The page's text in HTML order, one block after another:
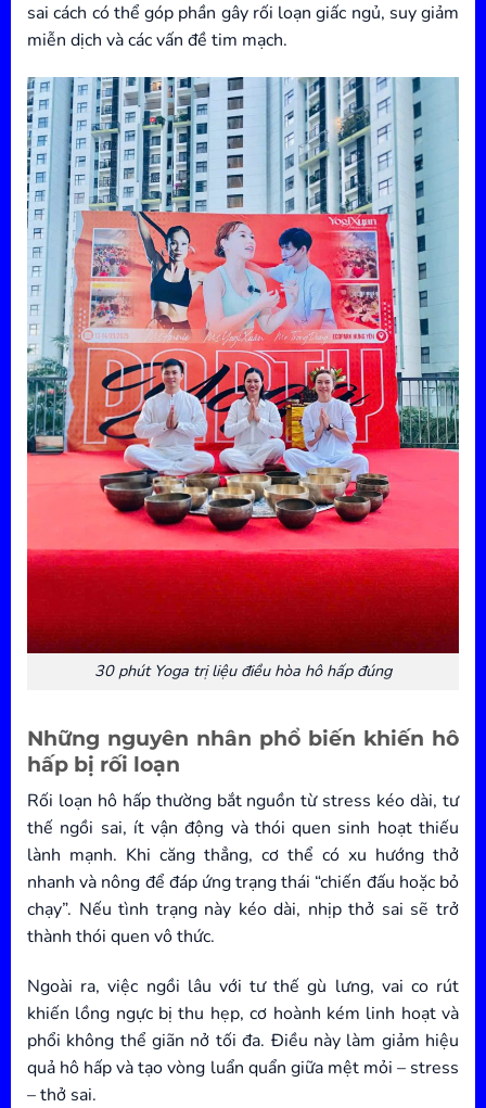
sai cách có thể góp phần gây rối loạn giấc ngủ, suy giảm
miễn dịch và các vấn đề tim mạch.
30 phút Yoga trị liệu điều hòa hô hấp đúng
Những nguyên nhân phổ biến khiến hô
hấp bị rối loạn
Rối loạn hô hấp thường bắt nguồn từ stress kéo dài, tư
thế ngồi sai, ít vận động và thói quen sinh hoạt thiếu
lành mạnh. Khi căng thẳng, cơ thể có xu hướng thở
nhanh và nông để đáp ứng trạng thái “chiến đấu hoặc bỏ
chạy”. Nếu tình trạng này kéo dài, nhịp thở sai sẽ trở
thành thói quen vô thức.
Ngoài ra, việc ngồi lâu với tư thế gù lưng, vai co rút
khiến lồng ngực bị thu hẹp, cơ hoành kém linh hoạt và
phổi không thể giãn nở tối đa. Điều này làm giảm hiệu
quả hô hấp và tạo vòng luẩn quẩn giữa mệt mỏi – stress
– thở sai.